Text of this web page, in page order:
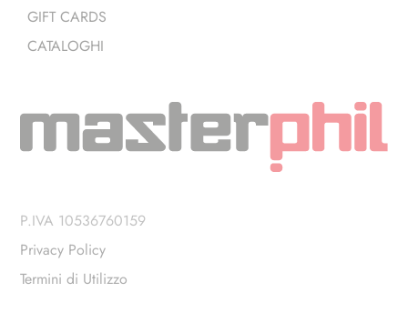
GIFT CARDS
CATALOGHI
P.IVA 10536760159
Privacy Policy
Termini di Utilizzo